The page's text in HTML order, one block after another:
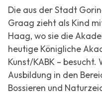
Die aus der Stadt
Graag zieht als Kind
Haag, wo sie die
heutige Königliche
Kunst/KABK –
Ausbildung in den
Bossieren und